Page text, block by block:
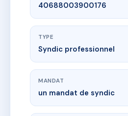
40688003900176
TYPE
Syndic professionnel
MANDAT
un mandat de syndic